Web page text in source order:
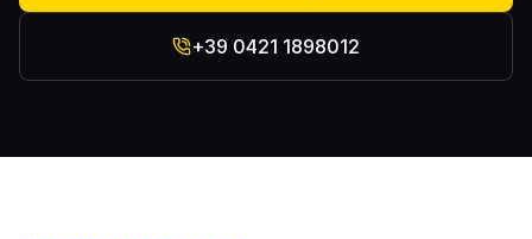
+39 0421 1898012